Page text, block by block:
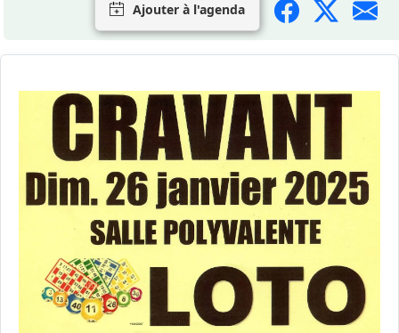
Ajouter à l'agenda